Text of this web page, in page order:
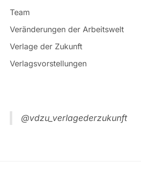
Team
Veränderungen der Arbeitswelt
Verlage der Zukunft
Verlagsvorstellungen
@vdzu_verlagederzukunft